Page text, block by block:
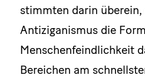
stimmten darin überein,
Antiziganismus die
Menschenfeindlichkeit
Bereichen am